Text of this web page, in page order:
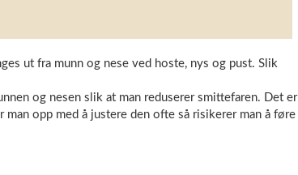
ut fra munn og nese ved hoste, nys og pust. Slik
og nesen slik at man reduserer smittefaren. Det er
opp med å justere den ofte så risikerer man å føre